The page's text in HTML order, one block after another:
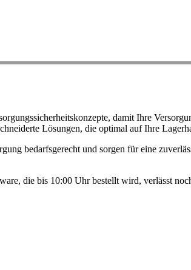
damit Ihre
Lösungen, die optimal auf Ihre
bedarfsgerecht und sorgen für eine
die bis 10:00 Uhr bestellt wird, verlässt